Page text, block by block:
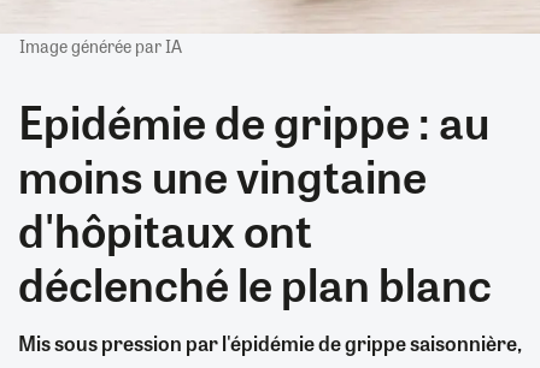
Image générée par IA
Epidémie de grippe : au
moins une vingtaine
d'hôpitaux ont
déclenché le plan blanc
Mis sous pression par l'épidémie de grippe saisonnière,